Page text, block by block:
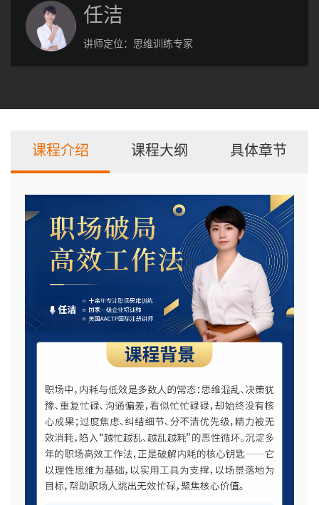
任洁
讲师定位： 思维训练专家
课程介绍 课程大纲 具体章节